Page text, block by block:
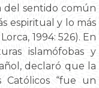
del sentido común
espiritual y lo más
1994: 526). En
islamófobas y
declaró que la
Católicos “fue un